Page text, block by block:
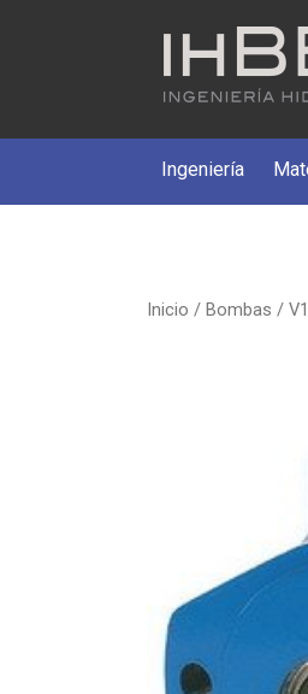
Ingeniería
Inicio / Bombas /